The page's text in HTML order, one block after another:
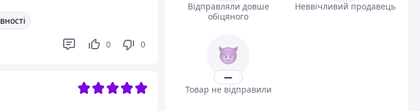
0 0
Відправляли довше
обіцяного
Неввічливий продавець
—
Товар не відправили